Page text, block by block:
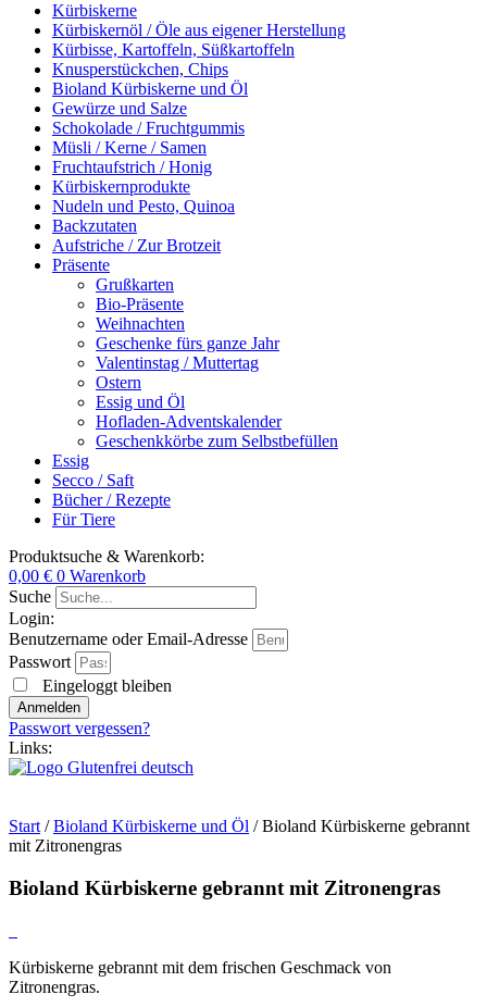
Kürbiskerne
Kürbiskernöl / Öle aus eigener Herstellung
Kürbisse, Kartoffeln, Süßkartoffeln
Knusperstückchen, Chips
Bioland Kürbiskerne und Öl
Gewürze und Salze
Schokolade / Fruchtgummis
Müsli / Kerne / Samen
Fruchtaufstrich / Honig
Kürbiskernprodukte
Nudeln und Pesto, Quinoa
Backzutaten
Aufstriche / Zur Brotzeit
Präsente
Grußkarten
Bio-Präsente
Weihnachten
Geschenke fürs ganze Jahr
Valentinstag / Muttertag
Ostern
Essig und Öl
Hofladen-Adventskalender
Geschenkkörbe zum Selbstbefüllen
Essig
Secco / Saft
Bücher / Rezepte
Für Tiere
Produktsuche & Warenkorb:
0,00 € 0 Warenkorb
Suche
Login:
Benutzername oder Email-Adresse
Passwort
Eingeloggt bleiben
Anmelden
Passwort vergessen?
Links:
Start /Bioland Kürbiskerne und Öl / Bioland Kürbiskerne gebrannt
mit Zitronengras
Bioland Kürbiskerne gebrannt mit Zitronengras
Kürbiskerne gebrannt mit dem frischen Geschmack von
Zitronengras.